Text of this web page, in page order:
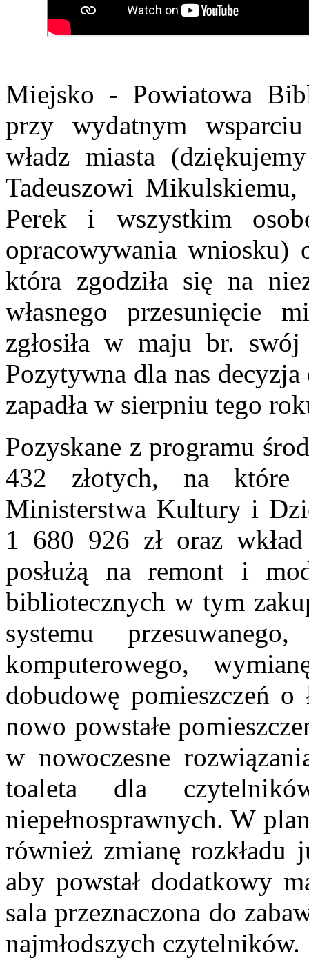
Miejsko - Powiatowa
przy wydatnym
władz miasta
Tadeuszowi
Perek i wszystkim
opracowywania wniosku)
która zgodziła się na
własnego przesunięcie
zgłosiła w maju br.
Pozytywna dla nas
zapadła w sierpniu tego
Pozyskane z programu
432 złotych, na które
Ministerstwa Kultury i
1 680 926 zł oraz
posłużą na remont i
bibliotecznych w tym
systemu
komputerowego,
dobudowę pomieszczeń
nowo powstałe
w nowoczesne
toaleta dla
niepełnosprawnych. W
również zmianę rozkładu
aby powstał dodatkowy
sala przeznaczona do
najmłodszych czytelników.